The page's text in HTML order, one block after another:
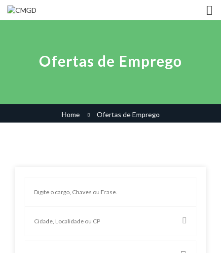
Ofertas de Emprego
Home Ofertas de Emprego